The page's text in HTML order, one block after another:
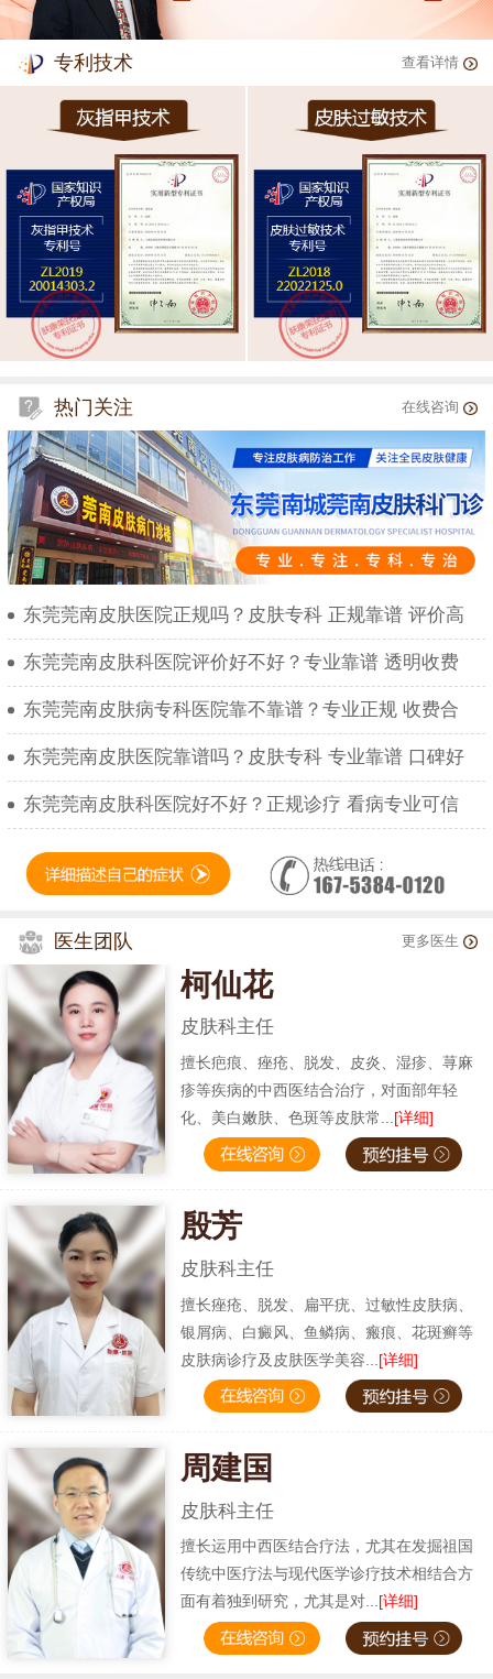
专利技术 查看详情
热门关注 在线咨询
东莞莞南皮肤医院正规吗？皮肤专科 正规靠谱 评价高
东莞莞南皮肤科医院评价好不好？专业靠谱 透明收费
东莞莞南皮肤病专科医院靠不靠谱？专业正规 收费合
东莞莞南皮肤医院靠谱吗？皮肤专科 专业靠谱 口碑好
东莞莞南皮肤科医院好不好？正规诊疗 看病专业可信
医生团队 更多医生
柯仙花
皮肤科主任
擅长疤痕、痤疮、脱发、皮炎、湿疹、荨麻
疹等疾病的中西医结合治疗，对面部年轻
化、美白嫩肤、色斑等皮肤常... [详细]
殷芳
皮肤科主任
擅长痤疮、脱发、扁平疣、过敏性皮肤病、
银屑病、白癜风、鱼鳞病、瘢痕、花斑癣等
皮肤病诊疗及皮肤医学美容... [详细]
周建国
皮肤科主任
擅长运用中西医结合疗法，尤其在发掘祖国
传统中医疗法与现代医学诊疗技术相结合方
面有着独到研究，尤其是对...[详细]